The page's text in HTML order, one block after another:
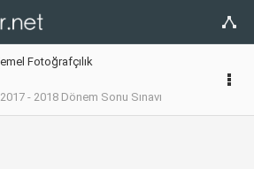
Fotoğrafçılık
- 2018 Dönem Sonu Sınavı